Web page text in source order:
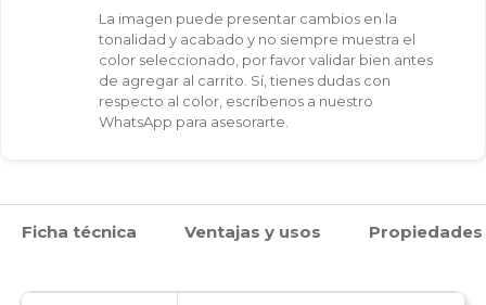
pintado
74x38x160
cm
La imagen puede presentar cambios en la
tonalidad y acabado y no siempre muestra el
color seleccionado, por favor validar bien antes
de agregar al carrito. Sí, tienes dudas con
respecto al color, escríbenos a nuestro
WhatsApp para asesorarte.
Ficha técnica Ventajas y usos Propiedades